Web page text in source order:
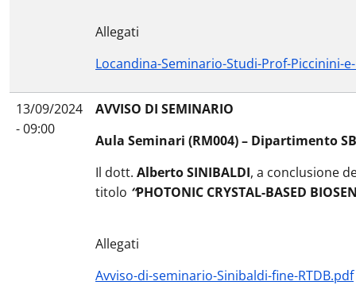
Allegati
Locandina-Seminario-Studi-Prof-Piccinini-
13/09/2024
- 09:00
AVVISO DI SEMINARIO
Aula Seminari (RM004) – Dipartimento
Il dott. Alberto SINIBALDI, a conclusione
titolo “PHOTONIC CRYSTAL-BASED
Allegati
Avviso-di-seminario-Sinibaldi-fine-RTDB.pdf